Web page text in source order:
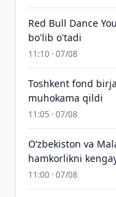
Red Bull Dance
bo'lib o'tadi
11:10 · 07/08
Toshkent fond
muhokama qildi
11:05 · 07/08
Oʻzbekiston va
hamkorlikni
11:00 · 07/08